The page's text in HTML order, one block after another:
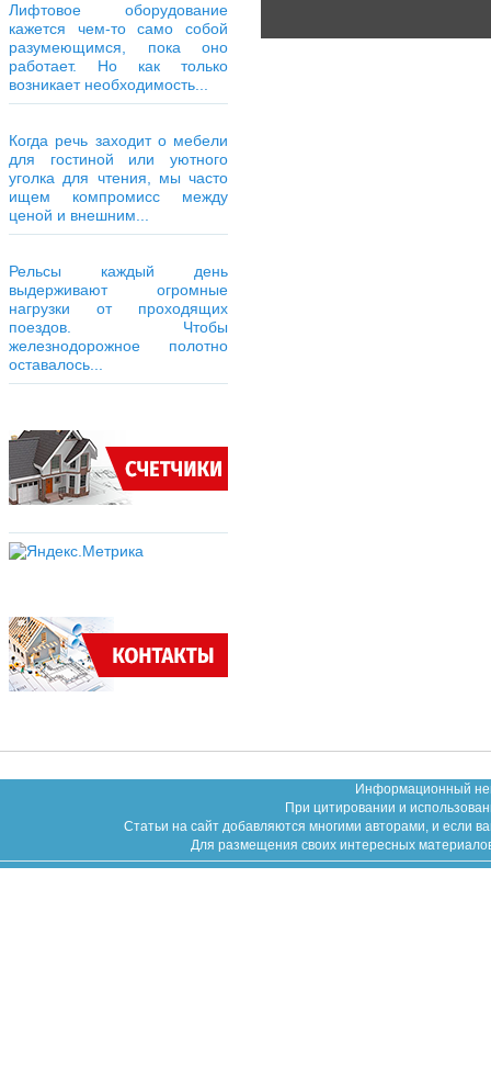
Лифтовое оборудование
кажется чем-то само собой
разумеющимся, пока оно
работает. Но как только
возникает необходимость...
Когда речь заходит о мебели
для гостиной или уютного
уголка для чтения, мы часто
ищем компромисс между
ценой и внешним...
Рельсы каждый день
выдерживают огромные
нагрузки от проходящих
поездов. Чтобы
железнодорожное полотно
оставалось...
Информационный
При цитировании и
Статьи на сайт добавляются многими авторами, и если
Для размещения своих интересных